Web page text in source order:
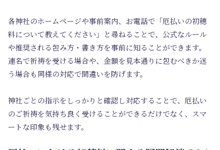
各神社のホームページや事前案内、お電話で「厄払いの初穂
料について教えてください」と尋ねることで、公式なルール
や推奨される包み方・書き方を事前に知ることができます。
連名で祈祷を受ける場合や、金額を見本通りに包むべきか迷
う場合も同様の対応で間違いを防げます。
神社ごとの指示をしっかりと確認し対応することで、厄払い
のご祈祷を気持ち良く受けることができるだけでなく、スマ
ートな印象も残せます。